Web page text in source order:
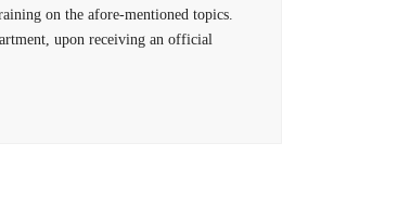
on the afore-mentioned topics.
upon receiving an official